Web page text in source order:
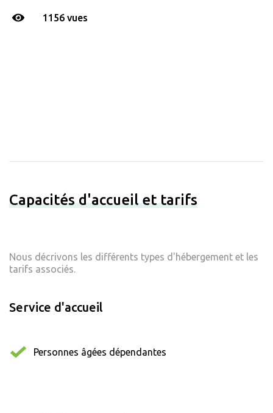
1156 vues
Capacités d'accueil et tarifs
Nous décrivons les différents types d'hébergement et les
tarifs associés.
Service d'accueil
Personnes âgées dépendantes